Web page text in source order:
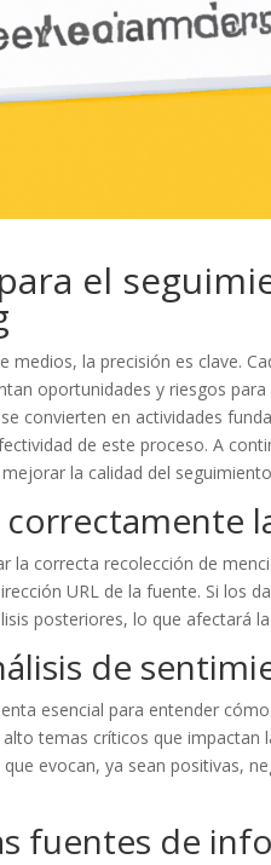
el
medios, la precisión es clave.
oportunidades y riesgos
convierten en actividades
de este proceso. A
la calidad del
la correcta recolección de
URL de la fuente. Si los
posteriores, lo que afectará
de
esencial para entender
temas críticos que impactan
evocan, ya sean positivas,
fuentes de